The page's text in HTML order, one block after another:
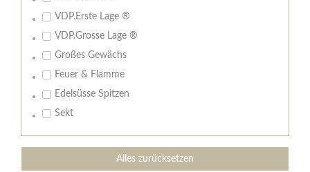
VDP.Erste Lage ®
VDP.Grosse Lage ®
Großes Gewächs
Feuer & Flamme
Edelsüsse Spitzen
Sekt
Alles zurücksetzen